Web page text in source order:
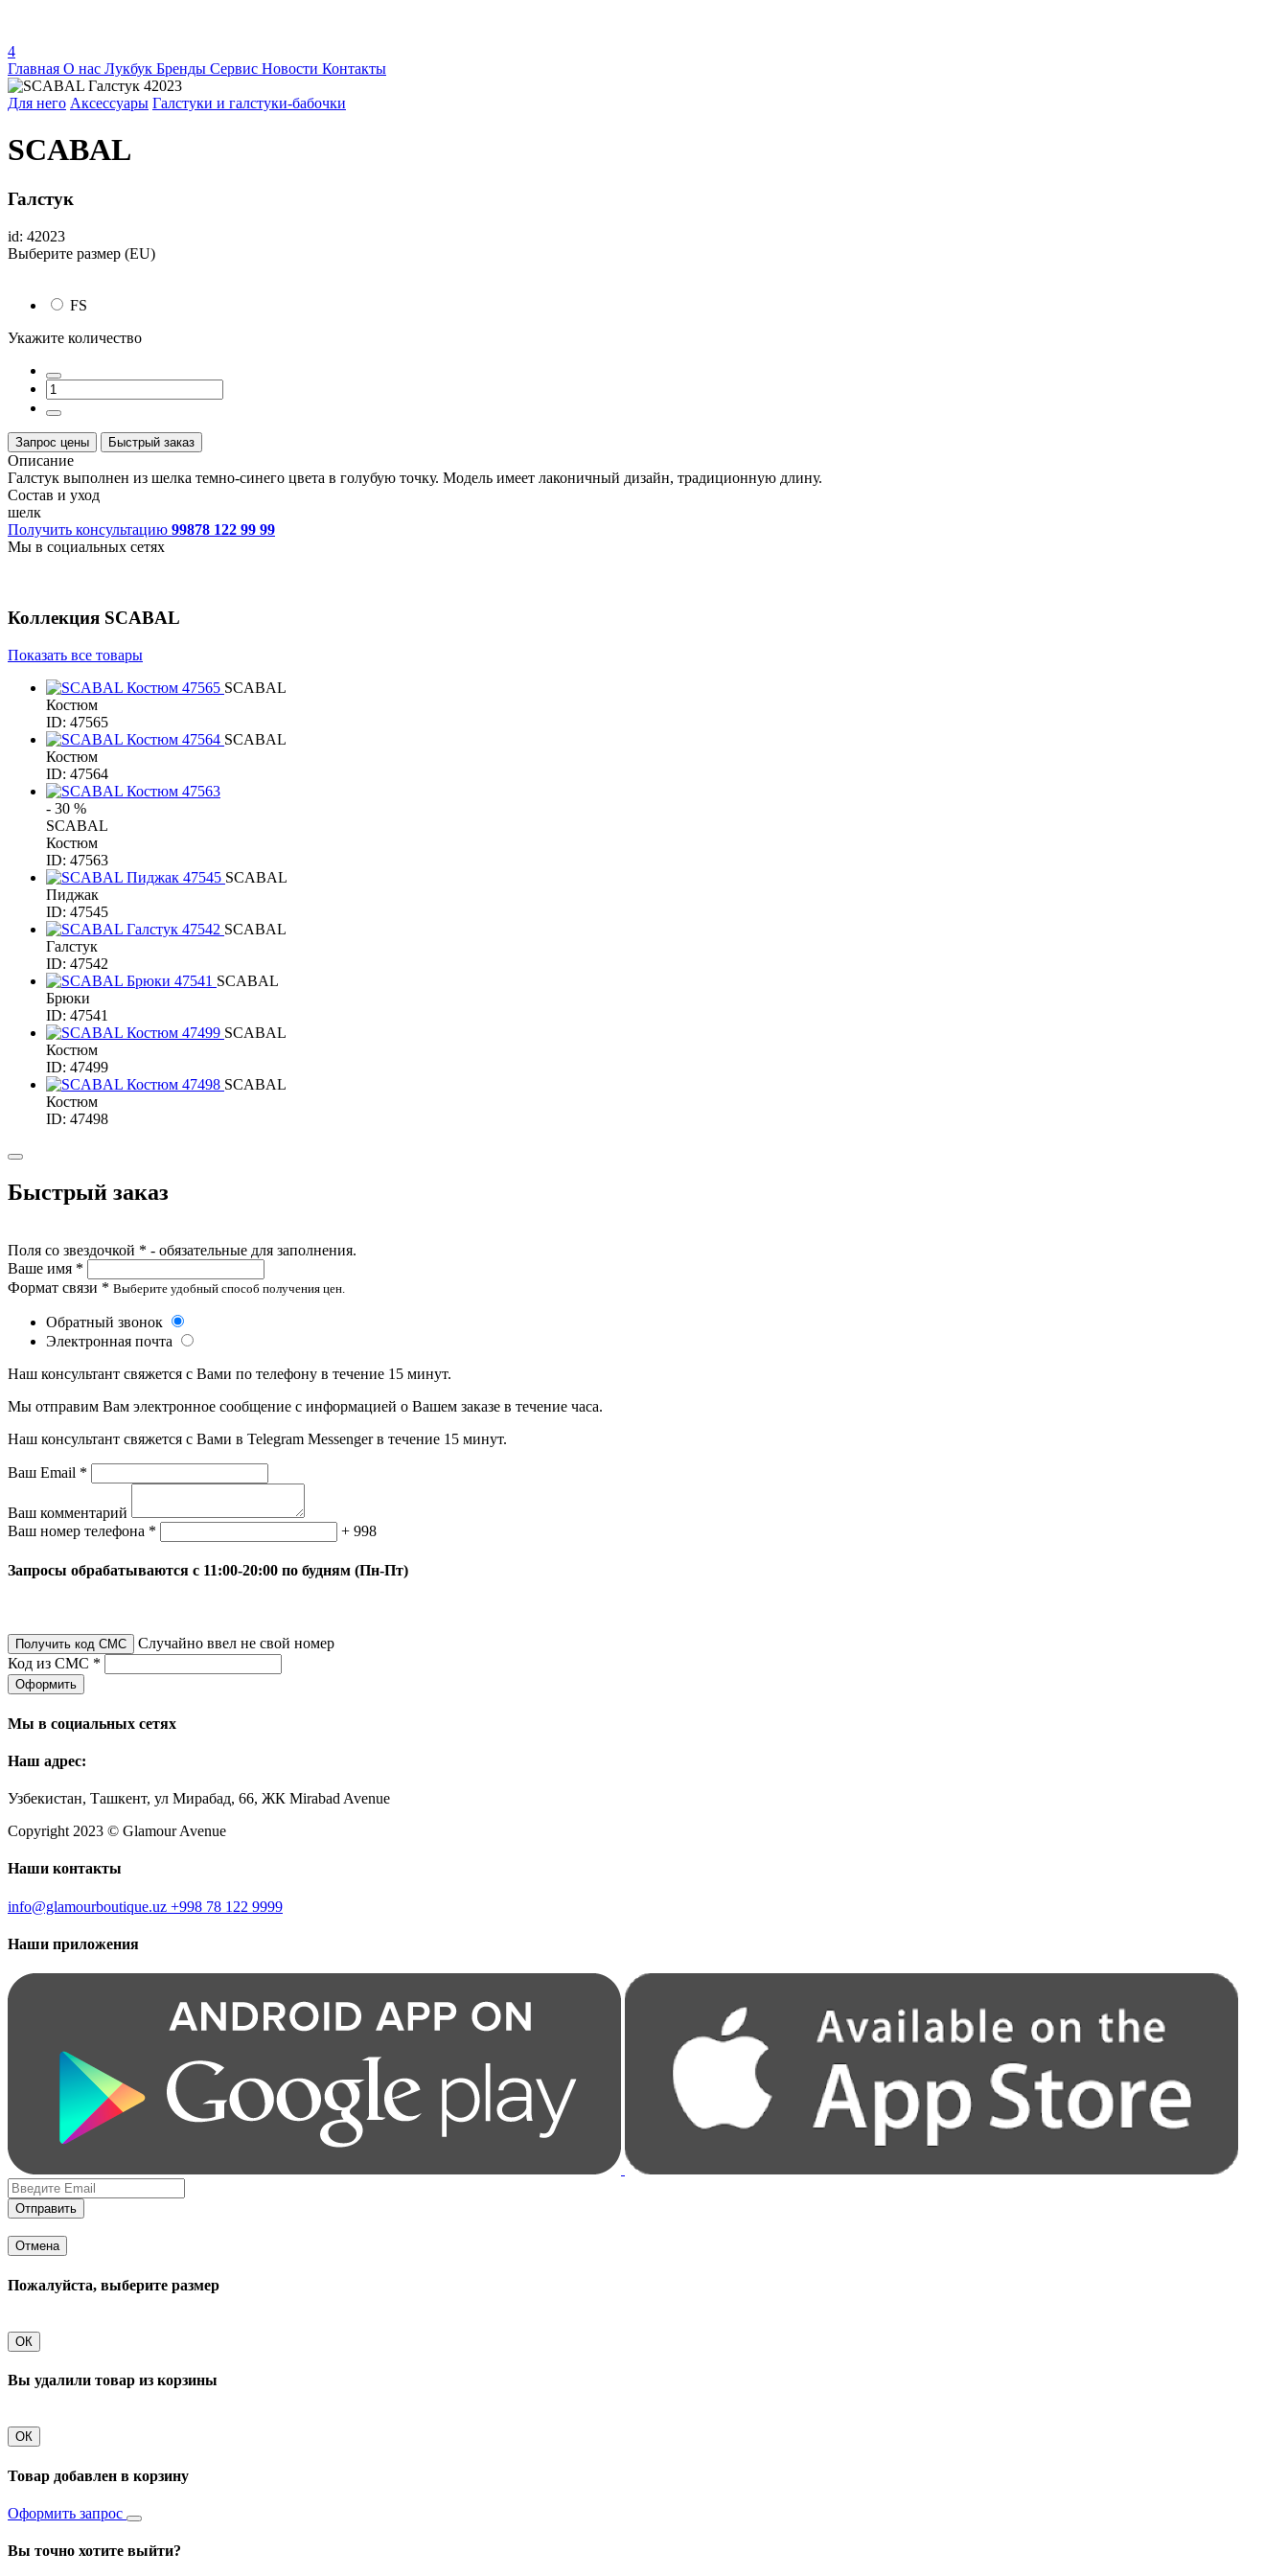
4
Главная О нас Лукбук Бренды Сервис Новости Контакты
Для него Аксессуары Галстуки и галстуки-бабочки
SCABAL
Галстук
id: 42023
Выберите размер (EU)
FS
Укажите количество
Запрос цены Быстрый заказ
Описание
Галстук выполнен из шелка темно-синего цвета в голубую точку. Модель имеет лаконичный дизайн, традиционную длину.
Состав и уход
шелк
Получить консультацию 99878 122 99 99
Мы в социальных сетях
Коллекция SCABAL
Показать все товары
SCABAL
Костюм
ID: 47565
SCABAL
Костюм
ID: 47564
- 30 %
SCABAL
Костюм
ID: 47563
SCABAL
Пиджак
ID: 47545
SCABAL
Галстук
ID: 47542
SCABAL
Брюки
ID: 47541
SCABAL
Костюм
ID: 47499
SCABAL
Костюм
ID: 47498
Быстрый заказ
Поля со звездочкой * - обязательные для заполнения.
Ваше имя *
Формат связи * Выберите удобный способ получения цен.
Обратный звонок
Электронная почта
Наш консультант свяжется с Вами по телефону в течение 15 минут.
Мы отправим Вам электронное сообщение с информацией о Вашем заказе в течение часа.
Наш консультант свяжется с Вами в Telegram Messenger в течение 15 минут.
Ваш Email *
Ваш комментарий
Ваш номер телефона *
+ 998
Запросы обрабатываются с 11:00-20:00 по будням (Пн-Пт)
Получить код СМС
Случайно ввел не свой номер
Код из СМС *
Оформить
Мы в социальных сетях
Наш адрес:
Узбекистан, Ташкент, ул Мирабад, 66, ЖК Mirabad Avenue
Copyright 2023 © Glamour Avenue
Наши контакты
info@glamourboutique.uz +998 78 122 9999
Наши приложения
Отправить
Отмена
Пожалуйста, выберите размер
ОК
Вы удалили товар из корзины
ОК
Товар добавлен в корзину
Оформить запрос
Вы точно хотите выйти?